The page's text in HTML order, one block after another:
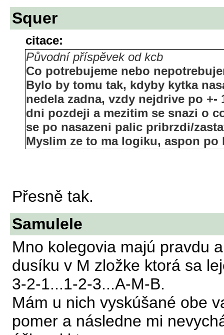
Squer
citace:
Původní příspěvek od kcb
Co potrebujeme nebo
Bylo by tomu tak, kdyby kytka
nedela zadna, vzdy nejdrive po
dni pozdeji a mezitim se snazi o
se po nasazeni palic pribrzdi/
Myslim ze to ma logiku, aspon po
Přesně tak.
Samulele
Mno kolegovia majú pravdu
dusíku v M zložke ktorá sa
3-2-1...1-2-3...A-M-B.
Mám u nich vyskúšané obe
pomer a následne mi